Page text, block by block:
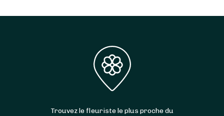
Trouvez le fleuriste le plus proche du